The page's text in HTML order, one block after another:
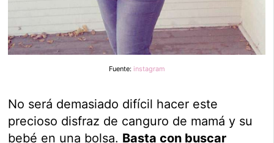
Fuente: instagram
No será demasiado difícil hacer este
precioso disfraz de canguro de mamá y su
bebé en una bolsa. Basta con buscar